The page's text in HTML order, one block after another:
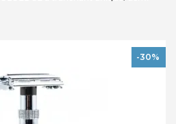
-30%